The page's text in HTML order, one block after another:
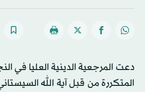
دعت المرجعية الدينية العليا في
المتكررة من قبل آية الله